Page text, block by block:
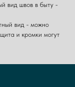
вид швов в быту -
вид - можно
и кромки могут